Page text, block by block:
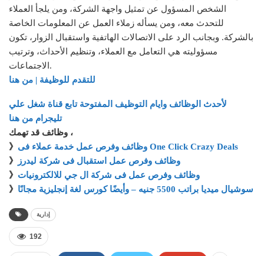
الشخص المسؤول عن تمثيل واجهة الشركة، ومن يلجأ العملاء
للتحدث معه، ومن يسأله زملاء العمل عن المعلومات الخاصة
بالشركة. وبجانب الرد على الاتصالات الهاتفية واستقبال الزوار، تكون
مسؤوليته هي التعامل مع العملاء، وتنظيم الأحداث، وترتيب
الاجتماعات.
للتقدم للوظيفة | من هنا
لأحدث الوظائف وايام التوظيف المفتوحة تابع قناة شغل علي
تليجرام من هنا
وظائف قد تهمك ،
》
وظائف وفرص عمل خدمة عملاء فى One Click Crazy Deals
》
وظائف وفرص عمل استقبال فى شركة ليدرز
》 وظائف وفرص عمل فى شركة ال جي للالكترونيات
》
سوشيال ميديا براتب 5500 جنيه – وأيضًا كورس لغة إنجليزية مجانًا
إدارية
192